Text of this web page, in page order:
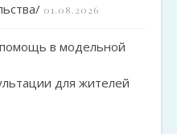
01.08.2026
в модельной
для жителей